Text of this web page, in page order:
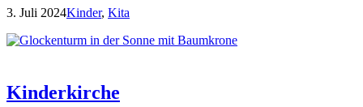
3. Juli 2024Kinder, Kita
Kinderkirche